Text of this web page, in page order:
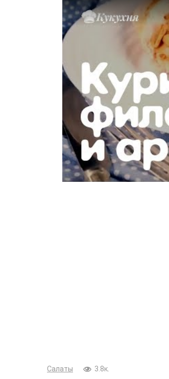
Салаты 3.8к.